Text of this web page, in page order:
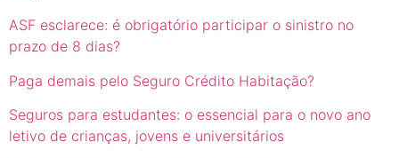
ASF esclarece: é obrigatório participar o sinistro no
prazo de 8 dias?
Paga demais pelo Seguro Crédito Habitação?
Seguros para estudantes: o essencial para o novo ano
letivo de crianças, jovens e universitários